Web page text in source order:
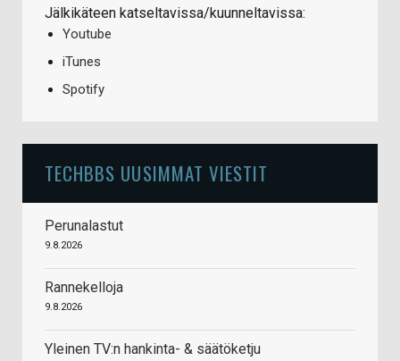
Jälkikäteen katseltavissa/kuunneltavissa:
Youtube
iTunes
Spotify
TECHBBS UUSIMMAT VIESTIT
Perunalastut
9.8.2026
Rannekelloja
9.8.2026
Yleinen TV:n hankinta- & säätöketju